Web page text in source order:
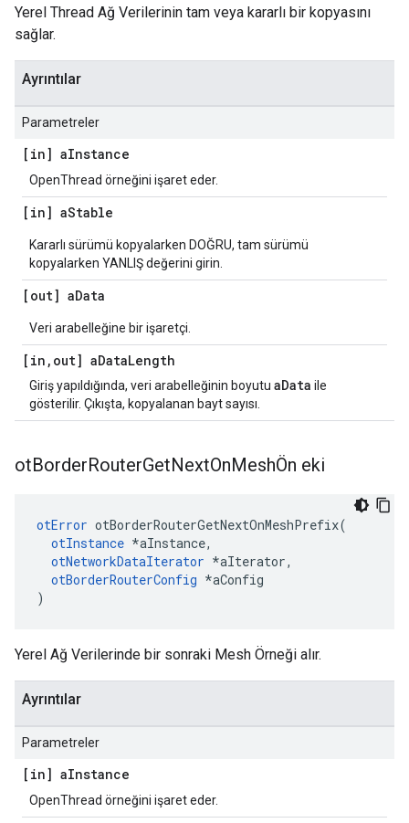
Yerel Thread Ağ Verilerinin tam veya kararlı bir kopyasını
sağlar.
Ayrıntılar
Parametreler
[in] aInstance
OpenThread örneğini işaret eder.
[in] aStable
Kararlı sürümü kopyalarken DOĞRU, tam sürümü
kopyalarken YANLIŞ değerini girin.
[out] aData
Veri arabelleğine bir işaretçi.
[in , out] aDataLength
Giriş yapıldığında, veri arabelleğinin boyutu aData ile
gösterilir. Çıkışta, kopyalanan bayt sayısı.
otBorderRouterGetNextOnMeshÖn eki
otError otBorderRouterGetNextOnMeshPrefix(
otInstance *aInstance,
otNetworkDataIterator *aIterator,
otBorderRouterConfig *aConfig
)
Yerel Ağ Verilerinde bir sonraki Mesh Örneği alır.
Ayrıntılar
Parametreler
[in] aInstance
OpenThread örneğini işaret eder.